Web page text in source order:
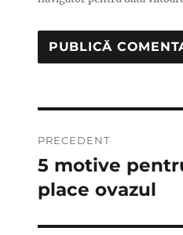
în
articole
PRECEDENT
Articolul
anterior:
5 motive
place ovazul